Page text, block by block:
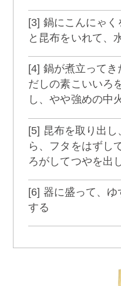
[3] 鍋にこんにゃ
と昆布をいれて、
[4] 鍋が煮立ってき
だしの素こいいろ
し、やや強めの中
[5] 昆布を取り出
ら、フタをはずし
ろがしてつやを出
[6] 器に盛って、ゆ
する